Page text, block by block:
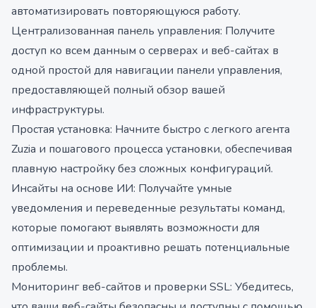
автоматизировать повторяющуюся работу.
Централизованная панель управления: Получите
доступ ко всем данным о серверах и веб-сайтах в
одной простой для навигации панели управления,
предоставляющей полный обзор вашей
инфраструктуры.
Простая установка: Начните быстро с легкого агента
Zuzia и пошагового процесса установки, обеспечивая
плавную настройку без сложных конфигураций.
Инсайты на основе ИИ: Получайте умные
уведомления и переведенные результаты команд,
которые помогают выявлять возможности для
оптимизации и проактивно решать потенциальные
проблемы.
Мониторинг веб-сайтов и проверки SSL: Убедитесь,